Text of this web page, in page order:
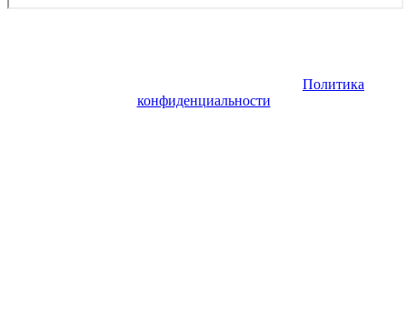
Политика
конфиденциальности